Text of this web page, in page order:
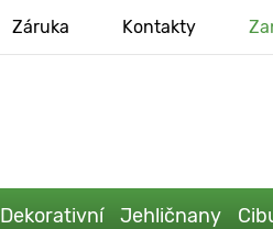
Záruka Kontakty
Dekorativní Jehličnany